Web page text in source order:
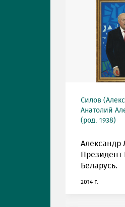
Силов
Анатолий
(род. 1938)
Александр
Президент
Беларусь.
2014 г.